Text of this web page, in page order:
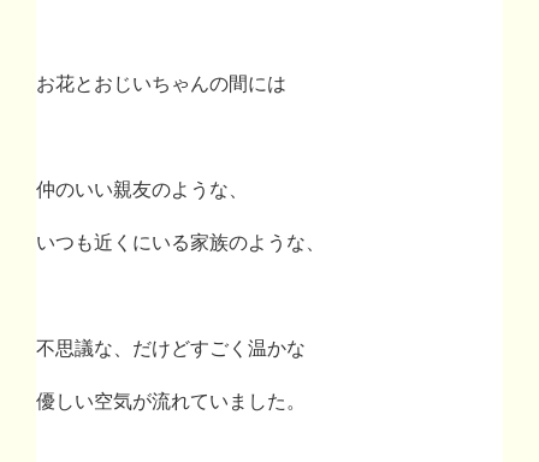
お花とおじいちゃんの間には
仲のいい親友のような、
いつも近くにいる家族のような、
不思議な、だけどすごく温かな
優しい空気が流れていました。